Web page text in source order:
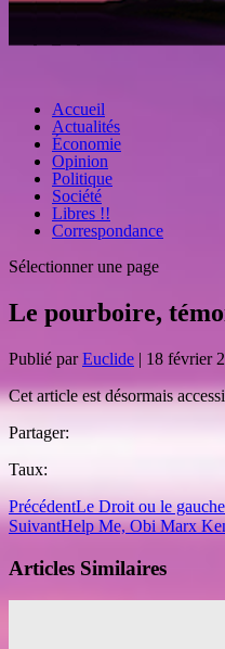
Accueil
Actualités
Économie
Opinion
Politique
Société
Libres !!
Correspondance
Sélectionner une page
Le pourboire,
Publié parEuclide | 18 février
Cet article est désormais
Partager:
Taux:
PrécédentLe Droit ou le
SuivantHelp Me, Obi Marx
Articles Similaires